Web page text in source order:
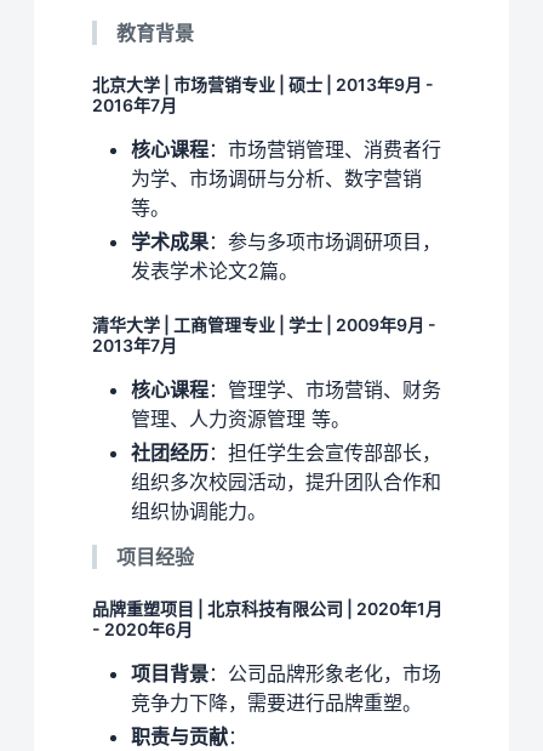
教育背景
北京大学 | 市场营销专业 | 硕士 | 2013年9月 -
2016年7月
核心课程：市场营销管理、消费者行
为学、市场调研与分析、数字营销
等。
学术成果：参与多项市场调研项目，
发表学术论文2篇。
清华大学 | 工商管理专业 | 学士 | 2009年9月 -
2013年7月
核心课程：管理学、市场营销、财务
管理、人力资源管理 等。
社团经历：担任学生会宣传部部长，
组织多次校园活动，提升团队合作和
组织协调能力。
项目经验
品牌重塑项目 | 北京科技有限公司 | 2020年1月
- 2020年6月
项目背景：公司品牌形象老化，市场
竞争力下降，需要进行品牌重塑。
职责与贡献：